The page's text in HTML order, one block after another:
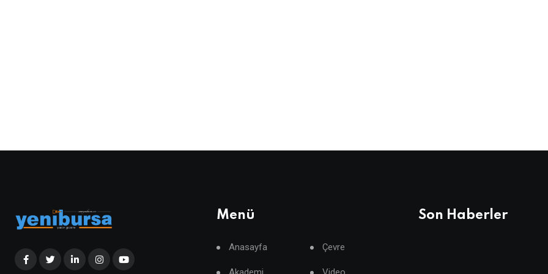
Menü
Anasayfa Çevre
Son Haberler